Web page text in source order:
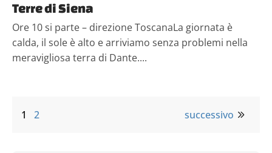
Terre di Siena
Ore 10 si parte – direzione ToscanaLa giornata è
calda, il sole è alto e arriviamo senza problemi nella
meravigliosa terra di Dante....
1 2 successivo